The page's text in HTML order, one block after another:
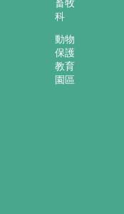
畜牧
科
動物
保護
教育
園區